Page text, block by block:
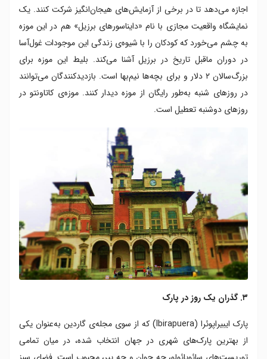
اجازه می‌دهد تا در برخی از آزمایش‌های هیجان‌انگیز شرکت کنند. یک
نمایشگاه واقعیت مجازی با نام «دایناسورهای برزیل» هم در این موزه
به چشم می‌خورد که کودکان را با شیوه‌ی زندگی این موجودات غول‌آسا
در دوران ماقبل تاریخ در برزیل آشنا می‌کند. بلیط این موزه برای
بزرگ‌سالان ۲ دلار و برای بچه‌ها نیم‌بها است. بازدیدکنندگان می‌توانند
در روزهای شنبه به‌طور رایگان از موزه دیدار کنند. موزه‌ی کاتاونتو در
روزهای دوشنبه تعطیل است.
۳. گذران یک روز در پارک
پارک ایبیراپوئرا (Ibirapuera) که از سوی مجله‌ی گاردین به‌عنوان یکی
از بهترین پارک‌های شهری در جهان انتخاب شده، در میان تمامی